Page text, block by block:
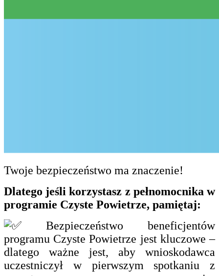
Twoje bezpieczeństwo ma znaczenie!
Dlatego jeśli korzystasz z pełnomocnika w
programie Czyste Powietrze, pamiętaj:
Bezpieczeństwo beneficjentów
programu Czyste Powietrze jest kluczowe –
dlatego ważne jest, aby wnioskodawca
uczestniczył w pierwszym spotkaniu z